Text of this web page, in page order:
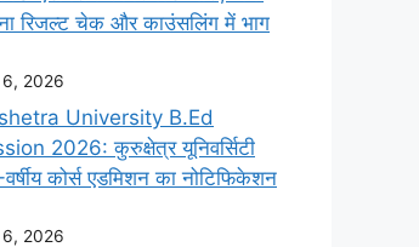
रिजल्ट चेक और काउंसलिंग में भाग
2026
University B.Ed
2026: कुरुक्षेत्र यूनिवर्सिटी
कोर्स एडमिशन का नोटिफिकेशन
2026